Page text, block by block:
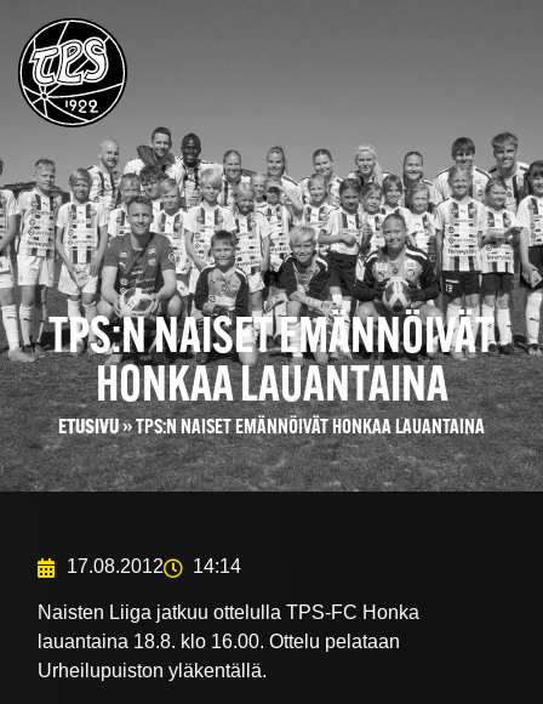
TPS:N NAISET EMÄNNÖIVÄT
HONKAA LAUANTAINA
ETUSIVU»TPS:N NAISET EMÄNNÖIVÄT HONKAA LAUANTAINA
17.08.2012 14:14
Naisten Liiga jatkuu ottelulla TPS-FC Honka
lauantaina 18.8. klo 16.00. Ottelu pelataan
Urheilupuiston yläkentällä.